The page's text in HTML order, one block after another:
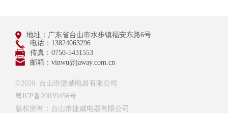
地址：广东省台山市水步镇福安东路6号
电话：13824063296
传真：0750-5431553
邮箱：vinwu@jaway.com.cn
©2020 台山市捷威电器有限公司
粤ICP备20039456号
版权所有：台山市捷威电器有限公司